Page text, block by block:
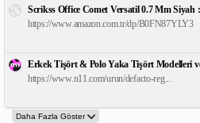
Scrikss Office Comet Versatil 0.7 Mm Siyah
https://www.amazon.com.tr/dp/B0FN87YLY3
Erkek Tişört & Polo Yaka Tişört Modelleri
https://www.n11.com/urun/defacto-reg...